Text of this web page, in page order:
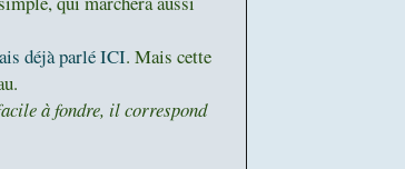
déjà parlé ICI. Mais cette
à fondre, il correspond